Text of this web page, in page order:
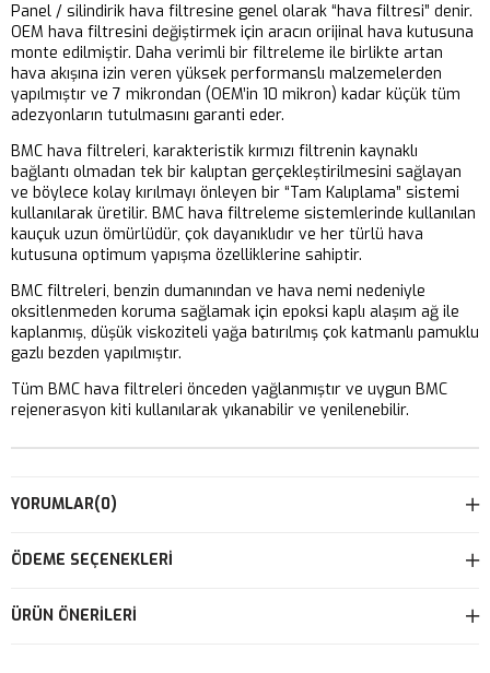
Panel / silindirik hava filtresine genel olarak “hava filtresi” denir.
OEM hava filtresini değiştirmek için aracın orijinal hava kutusuna
monte edilmiştir. Daha verimli bir filtreleme ile birlikte artan
hava akışına izin veren yüksek performanslı malzemelerden
yapılmıştır ve 7 mikrondan (OEM’in 10 mikron) kadar küçük tüm
adezyonların tutulmasını garanti eder.
BMC hava filtreleri, karakteristik kırmızı filtrenin kaynaklı
bağlantı olmadan tek bir kalıptan gerçekleştirilmesini sağlayan
ve böylece kolay kırılmayı önleyen bir “Tam Kalıplama” sistemi
kullanılarak üretilir. BMC hava filtreleme sistemlerinde kullanılan
kauçuk uzun ömürlüdür, çok dayanıklıdır ve her türlü hava
kutusuna optimum yapışma özelliklerine sahiptir.
BMC filtreleri, benzin dumanından ve hava nemi nedeniyle
oksitlenmeden koruma sağlamak için epoksi kaplı alaşım ağ ile
kaplanmış, düşük viskoziteli yağa batırılmış çok katmanlı pamuklu
gazlı bezden yapılmıştır.
Tüm BMC hava filtreleri önceden yağlanmıştır ve uygun BMC
rejenerasyon kiti kullanılarak yıkanabilir ve yenilenebilir.
YORUMLAR(0)
ÖDEME SEÇENEKLERI
ÜRÜN ÖNERILERI